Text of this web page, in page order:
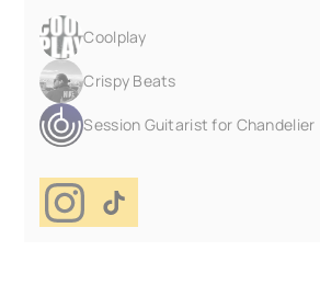
Coolplay
Crispy Beats
Session Guitarist for Chandelier